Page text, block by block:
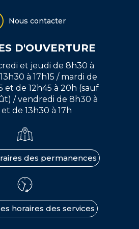
Nous contacter
D'OUVERTURE
et jeudi de 8h30 à
à 17h15 / mardi de
et de 12h45 à 20h (sauf
/ vendredi de 8h30 à
et de 13h30 à 17h
des permanences
horaires des services